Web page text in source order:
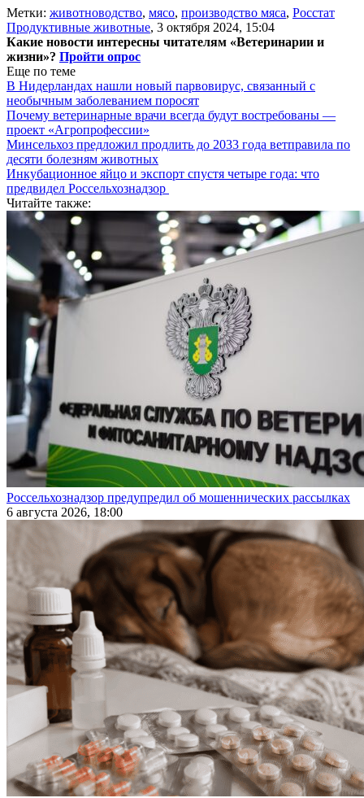
Метки: животноводство, мясо, производство мяса, Росстат
Продуктивные животные, 3 октября 2024, 15:04
Какие новости интересны читателям «Ветеринарии и
жизни»? Пройти опрос
Еще по теме
В Нидерландах нашли новый парвовирус, связанный с
необычным заболеванием поросят
Почему ветеринарные врачи всегда будут востребованы —
проект «Агропрофессии»
Минсельхоз предложил продлить до 2033 года ветправила по
десяти болезням животных
Инкубационное яйцо и экспорт спустя четыре года: что
предвидел Россельхознадзор
Читайте также:
Россельхознадзор предупредил об мошеннических рассылках
6 августа 2026, 18:00